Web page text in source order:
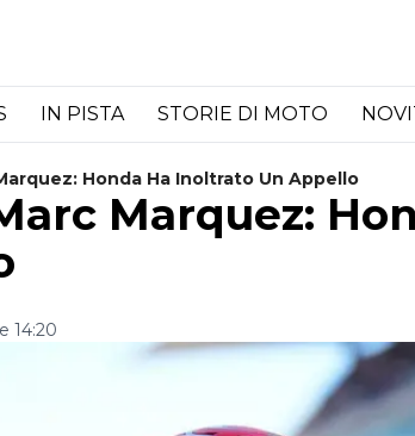
IN PISTA STORIE DI MOTO
Honda Ha Inoltrato Un Appello
Marquez:
14:20